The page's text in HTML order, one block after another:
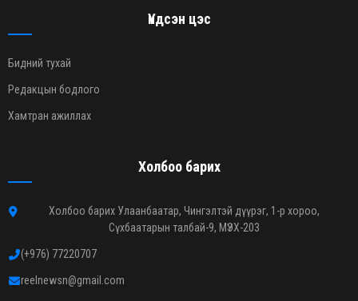
Үндсэн цэс
Бидний тухай
Редакцын бодлого
Хамтран ажиллах
Холбоо барих
Холбоо барих Улаанбаатар, Чингэлтэй дүүрэг, 1-р хороо,
Сүхбаатарын талбай-9, МҮЭХ-203
(+976) 77220707
reelnewsn@gmail.com